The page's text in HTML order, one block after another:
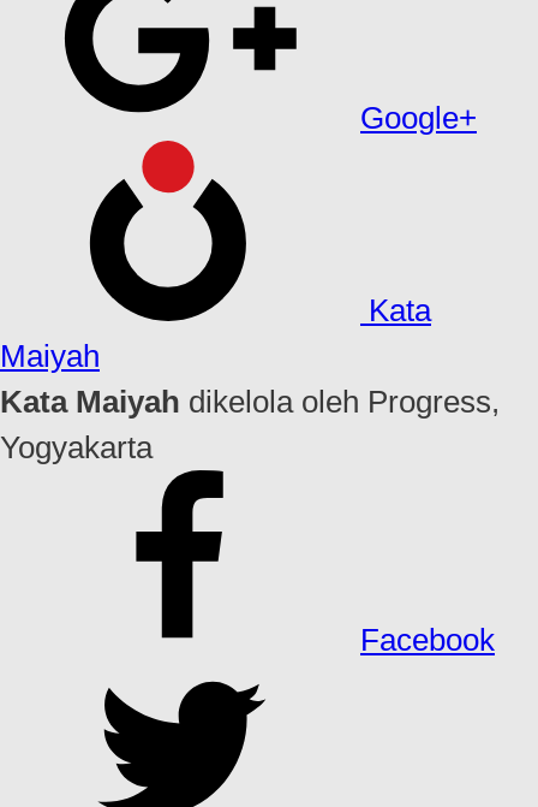
Google+
Kata
Maiyah
Kata Maiyah dikelola oleh Progress,
Yogyakarta
Facebook